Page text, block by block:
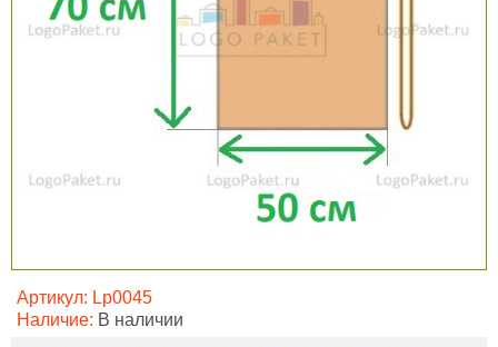
Артикул: Lp0045
Наличие: В наличии